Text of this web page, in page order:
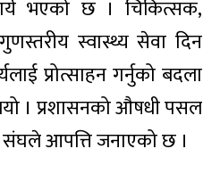
भएको छ । चिकित्सक,
स्वास्थ्य सेवा दिन
प्रोत्साहन गर्नुको बदला
। प्रशासनको औषधी पसल
संघले आपत्ति जनाएको छ ।